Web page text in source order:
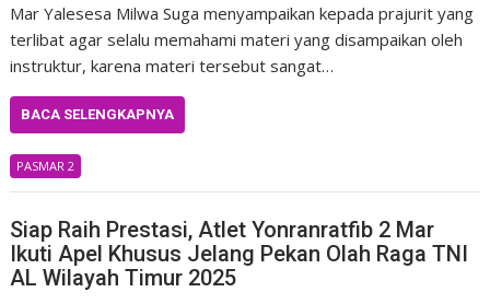
Mar Yalesesa Milwa Suga menyampaikan kepada prajurit yang
terlibat agar selalu memahami materi yang disampaikan oleh
instruktur, karena materi tersebut sangat…
BACA SELENGKAPNYA
PASMAR 2
Siap Raih Prestasi, Atlet Yonranratfib 2 Mar
Ikuti Apel Khusus Jelang Pekan Olah Raga TNI
AL Wilayah Timur 2025